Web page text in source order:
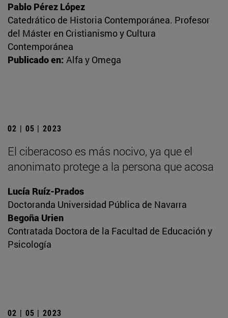
Pablo Pérez López
Catedrático de Historia Contemporánea. Profesor
del Máster en Cristianismo y Cultura
Contemporánea
Publicado en: Alfa y Omega
02 | 05 | 2023
El ciberacoso es más nocivo, ya que el
anonimato protege a la persona que acosa
Lucía Ruíz-Prados
Doctoranda Universidad Pública de Navarra
Begoña Urien
Contratada Doctora de la Facultad de Educación y
Psicología
02 | 05 | 2023